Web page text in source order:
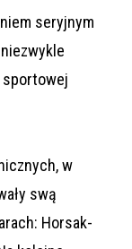
seryjnym
sportowej
w
swą
Horsak-